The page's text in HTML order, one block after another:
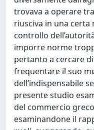
trovava a operare
riusciva in una certa
controllo
imporre norme
pertanto a cercare
frequentare il suo
dell’indispensabile
presente studio
del commercio
esaminandone il